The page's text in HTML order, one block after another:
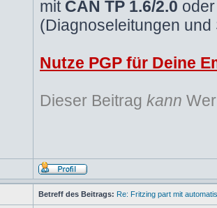
mit CAN TP 1.6/2.0
(Diagnoseleitungen
Nutze PGP für Deine
Dieser Beitrag kann
Betreff des Beitrags: Re: Fritzing part mit